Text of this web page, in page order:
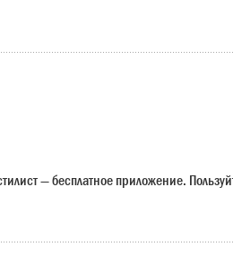
— бесплатное приложение.